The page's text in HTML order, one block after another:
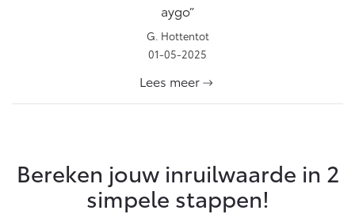
aygo
G. Hottentot
01-05-2025
Lees meer
Bereken jouw inruilwaarde in 2
simpele stappen!